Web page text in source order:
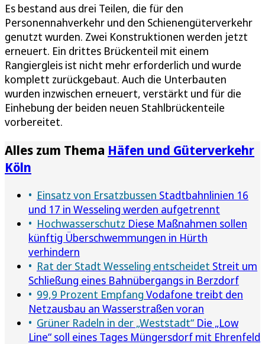
Es bestand aus drei Teilen, die für den
Personennahverkehr und den Schienengüterverkehr
genutzt wurden. Zwei Konstruktionen werden jetzt
erneuert. Ein drittes Brückenteil mit einem
Rangiergleis ist nicht mehr erforderlich und wurde
komplett zurückgebaut. Auch die Unterbauten
wurden inzwischen erneuert, verstärkt und für die
Einhebung der beiden neuen Stahlbrückenteile
vorbereitet.
Alles zum Thema Häfen und Güterverkehr
Köln
Einsatz von Ersatzbussen Stadtbahnlinien 16
und 17 in Wesseling werden aufgetrennt
Hochwasserschutz Diese Maßnahmen sollen
künftig Überschwemmungen in Hürth
verhindern
Rat der Stadt Wesseling entscheidet Streit um
Schließung eines Bahnübergangs in Berzdorf
99,9 Prozent Empfang Vodafone treibt den
Netzausbau an Wasserstraßen voran
Grüner Radeln in der „Weststadt“ Die „Low
Line“ soll eines Tages Müngersdorf mit Ehrenfeld